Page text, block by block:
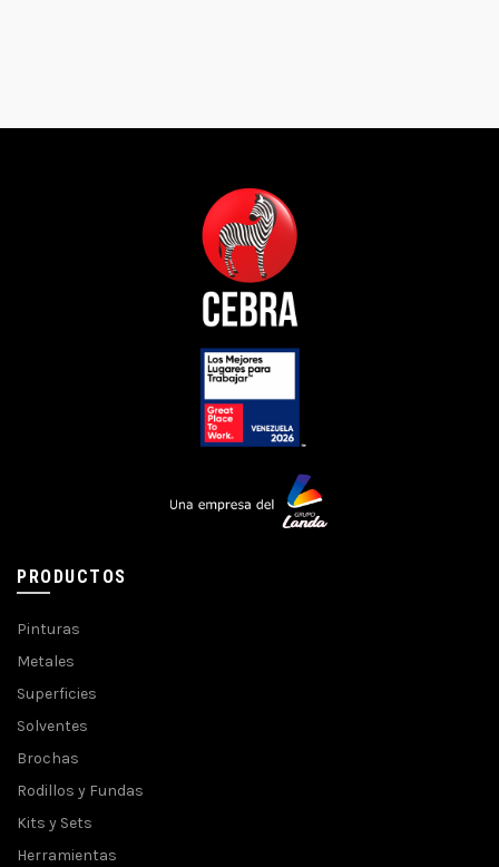
PRODUCTOS
Pinturas
Metales
Superficies
Solventes
Brochas
Rodillos y Fundas
Kits y Sets
Herramientas